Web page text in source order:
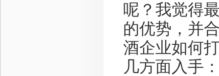
呢？我觉得
的优势，并
酒企业如何
几方面入手